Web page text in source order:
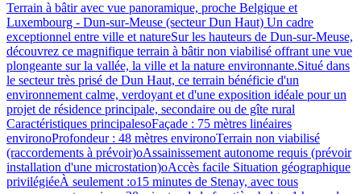
Terrain à bâtir avec vue panoramique, proche Belgique et
Luxembourg - Dun-sur-Meuse (secteur Dun Haut) Un cadre
exceptionnel entre ville et natureSur les hauteurs de Dun-sur-Meuse,
découvrez ce magnifique terrain à bâtir non viabilisé offrant une vue
plongeante sur la vallée, la ville et la nature environnante.Situé dans
le secteur très prisé de Dun Haut, ce terrain bénéficie d'un
environnement calme, verdoyant et d'une exposition idéale pour un
projet de résidence principale, secondaire ou de gîte rural
Caractéristiques principalesoFaçade : 75 mètres linéaires
environoProfondeur : 48 mètres environoTerrain non viabilisé
(raccordements à prévoir)oAssainissement autonome requis (prévoir
installation d'une microstation)oAccès facile Situation géographique
privilégiéeÀ seulement :o15 minutes de Stenay, avec tous